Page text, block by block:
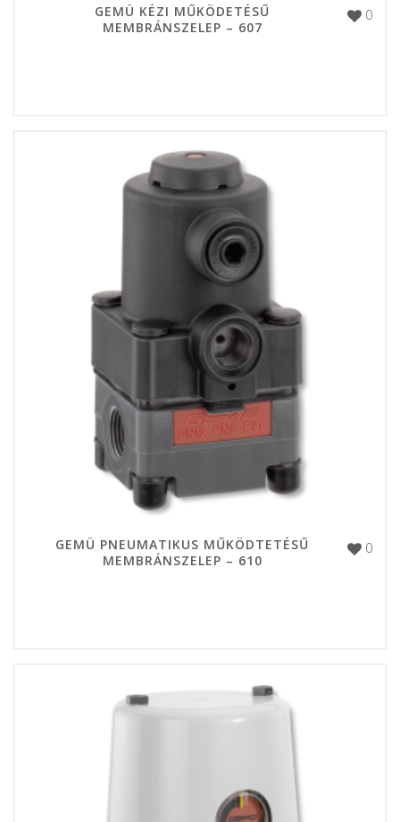
0
GEMÜ KÉZI MŰKÖDETÉSŰ
MEMBRÁNSZELEP – 607
0
GEMÜ PNEUMATIKUS MŰKÖDTETÉSŰ
MEMBRÁNSZELEP – 610